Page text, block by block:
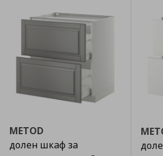
METOD
долен шкаф за